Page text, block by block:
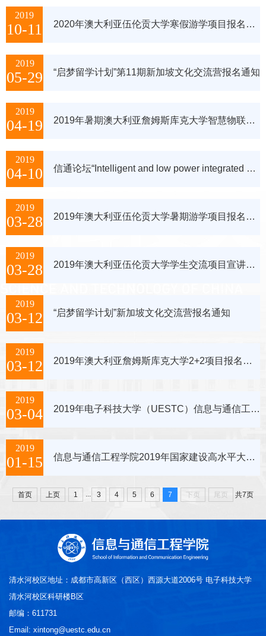
2019
10-11 2020年澳大利亚伍伦贡大学寒假游学项目报名通知
2019
05-29 “启梦留学计划”第11期新加坡文化交流营报名通知
2019
04-19 2019年暑期澳大利亚詹姆斯库克大学智慧物联短期交流项目报名通知
2019
04-10 信通论坛“Intelligent and low power integrated circuits for Bio-applications”取消的通知
2019
03-28 2019年澳大利亚伍伦贡大学暑期游学项目报名通知
2019
03-28 2019年澳大利亚伍伦贡大学学生交流项目宣讲会通知
2019
03-12 “启梦留学计划”新加坡文化交流营报名通知
2019
03-12 2019年澳大利亚詹姆斯库克大学2+2项目报名通知
2019
03-04 2019年电子科技大学（UESTC）信息与通信工程学院与澳大利亚伍伦贡大学（UOW）工学院 3+1+1联合培养项目报名通知
2019
01-15 信息与通信工程学院2019年国家建设高水平大学公派研究生项目推选工作的通知
首页 上页 1 ... 3 4 5 6 7 下页 尾页 共7页
清水河校区地址：成都市高新区（西区）西源大道2006号 电子科技大学
清水河校区科研楼B区
邮编：611731
Email: xintong@uestc.edu.cn